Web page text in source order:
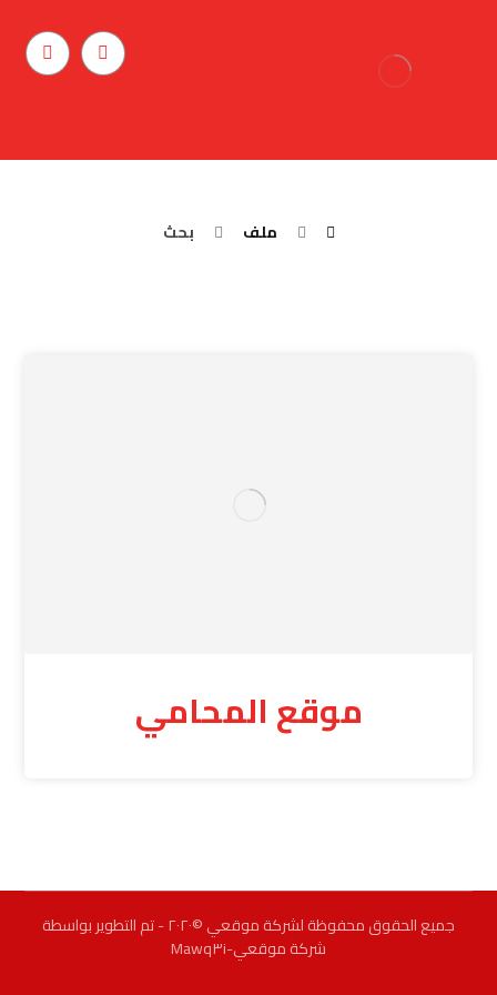
بحث
ملف بحث
موقع المحامي
جميع الحقوق محفوظة لشركة موقعي ©٢٠٢٠ - تم التطوير بواسطة
شركة موقعي-Mawq٣i